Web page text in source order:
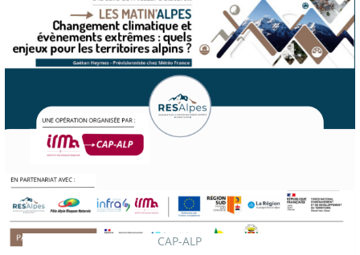
CAP-ALP